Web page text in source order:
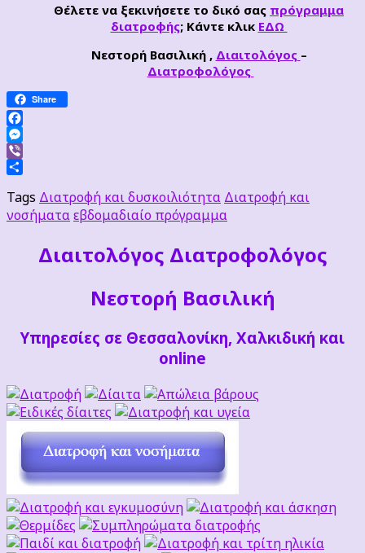
Θέλετε να ξεκινήσετε το δικό σας πρόγραμμα
διατροφής; Κάντε κλικ ΕΔΩ
Νεστορή Βασιλική , Διαιτολόγος –
Διατροφολόγος
Share
Facebook
Messenger
Viber
Tags Διατροφή και δυσκοιλιότητα Διατροφή και
νοσήματαεβδομαδιαίο πρόγραμμα
Διαιτoλόγος Διατροφολόγος
Νεστορή Βασιλική
Υπηρεσίες σε Θεσσαλονίκη, Χαλκιδική και
online